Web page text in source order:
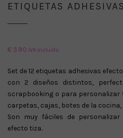
ETIQUETAS
€ 3.90 IVA Incluido
Set de 12 etiquetas adhesivas
con 2 diseños distintos,
scrapbooking o para personalizar
carpetas, cajas, botes de la cocina,
Son muy fáciles de
efecto tiza.